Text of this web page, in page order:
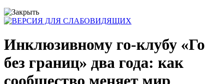
Инклюзивному го-клубу «Го
без границ» два года: как